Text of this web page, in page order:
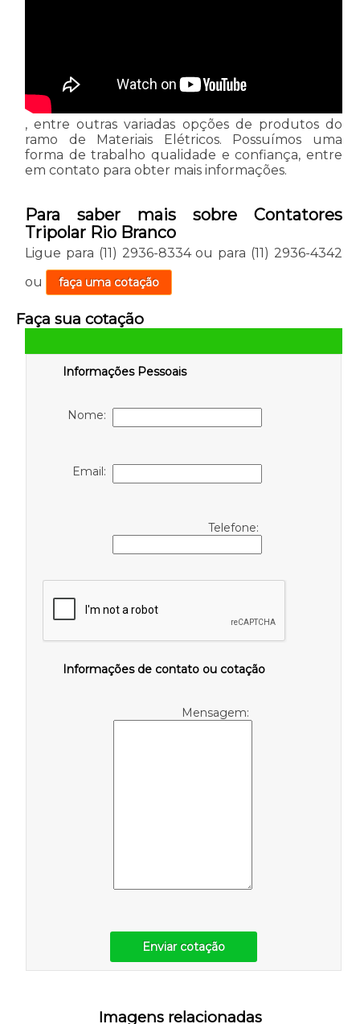
, entre outras variadas opções de produtos do
ramo de Materiais Elétricos. Possuímos uma
forma de trabalho qualidade e confiança, entre
em contato para obter mais informações.
Para saber mais sobre Contatores
Tripolar Rio Branco
Ligue para (11) 2936-8334ou para (11) 2936-4342
ou
faça uma cotação
Faça sua cotação
Informações Pessoais
Nome:
Email:
Telefone:
Informações de contato ou cotação
Mensagem:
Enviar cotação
Imagens relacionadas